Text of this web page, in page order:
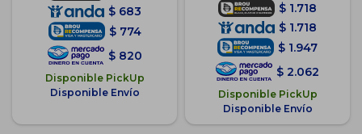
$ 683
$ 774
$ 820
Disponible PickUp
Disponible Envío
$ 1.718
$ 1.718
$ 1.947
$ 2.062
Disponible PickUp
Disponible Envío